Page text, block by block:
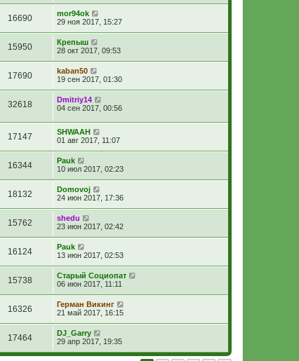
16690
mor94ok
29 ноя 2017, 15:27
15950
Крепыш
28 окт 2017, 09:53
17690
kaban50
19 сен 2017, 01:30
32618
Dmitriy14
04 сен 2017, 00:56
17147
SHWAAH
01 авг 2017, 11:07
16344
Pauk
10 июл 2017, 02:23
18132
Domovoj
24 июн 2017, 17:36
15762
shedu
23 июн 2017, 02:42
16124
Pauk
13 июн 2017, 02:53
15738
Старый Социопат
06 июн 2017, 11:11
16326
Герман Викинг
21 май 2017, 16:15
17464
DJ_Garry
29 апр 2017, 19:35